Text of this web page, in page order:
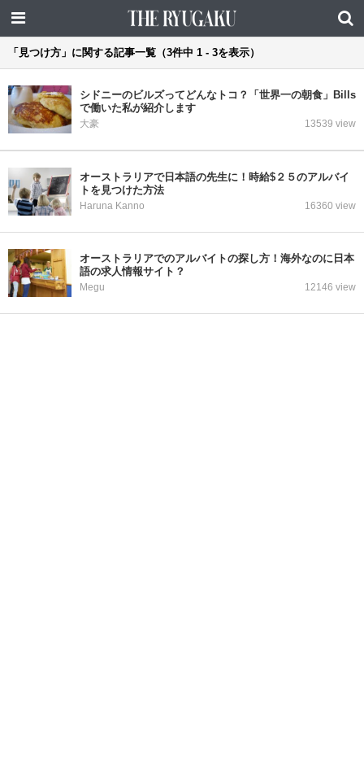
「見つけ方」に関する記事一覧（3件中 1 - 3を表示）
シドニーのビルズってどんなトコ？「世界一の朝食」Bills
で働いた私が紹介します
大豪 13539 view
オーストラリアで日本語の先生に！時給$２５のアルバイ
トを見つけた方法
Haruna Kanno 16360 view
オーストラリアでのアルバイトの探し方！海外なのに日本
語の求人情報サイト？
Megu 12146 view